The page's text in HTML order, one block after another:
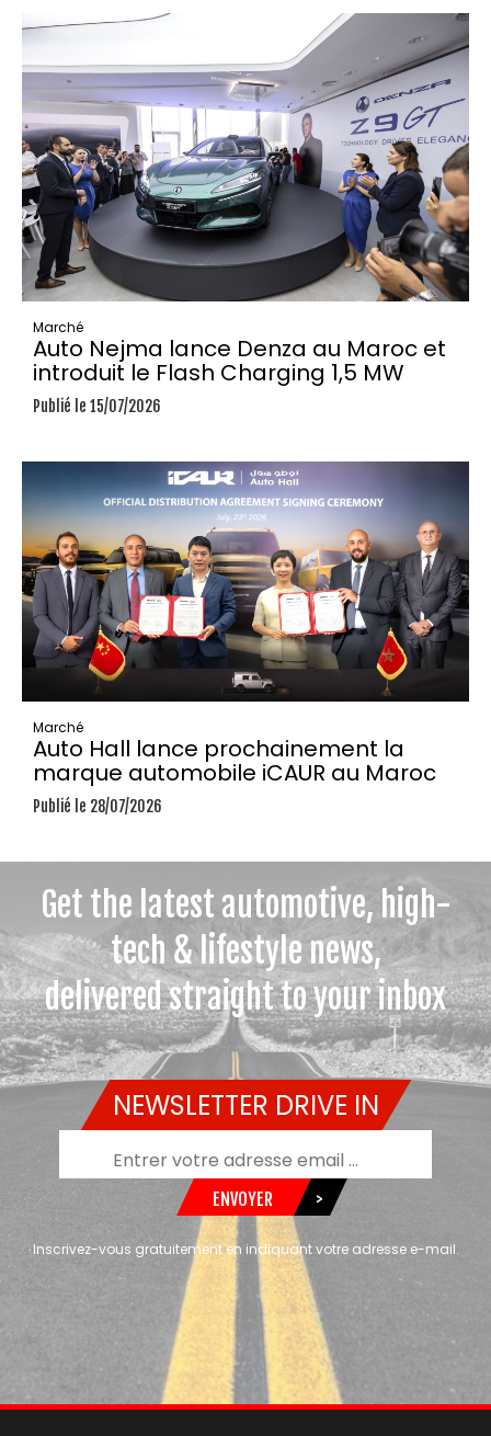
Marché
Auto Nejma lance Denza au Maroc et
introduit le Flash Charging 1,5 MW
Publié le 15/07/2026
Marché
Auto Hall lance prochainement la
marque automobile iCAUR au Maroc
Publié le 28/07/2026
Get the latest automotive, high-
tech & lifestyle news,
delivered straight to your inbox
NEWSLETTER DRIVE IN
ENVOYER >
Inscrivez-vous gratuitement en indiquant votre adresse e-mail.